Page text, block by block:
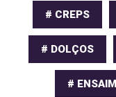
# CREPS
# DOLÇOS
#